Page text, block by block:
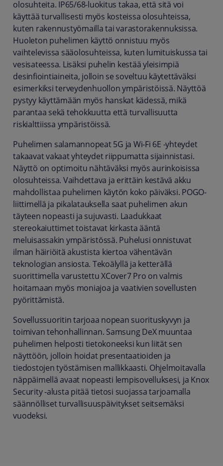
olosuhteita. IP65/68-luokitus takaa, että sitä voi
käyttää turvallisesti myös kosteissa olosuhteissa,
kuten rakennustyömailla tai varastorakennuksissa.
Huoleton puhelimen käyttö onnistuu myös
vaihtelevissa sääolosuhteissa, kuten lumituiskussa tai
vesisateessa. Lisäksi puhelin kestää yleisimpiä
desinfiointiaineita, jolloin se soveltuu käytettäväksi
esimerkiksi terveydenhuollon ympäristöissä. Näyttöä
pystyy käyttämään myös hanskat kädessä, mikä
parantaa sekä tehokkuutta että turvallisuutta
riskialttiissa ympäristöissä.
Puhelimen salamannopeat 5G ja Wi-Fi 6E -yhteydet
takaavat vakaat yhteydet riippumatta sijainnistasi.
Näyttö on optimoitu nähtäväksi myös aurinkoisissa
olosuhteissa. Vaihdettava ja erittäin kestävä akku
mahdollistaa puhelimen käytön koko päiväksi. POGO-
liittimellä ja pikalatauksella saat puhelimen akun
täyteen nopeasti ja sujuvasti. Laadukkaat
stereokaiuttimet toistavat kirkasta ääntä
meluisassakin ympäristössä. Puhelusi onnistuvat
ilman häiriöitä akustista kiertoa vähentävän
teknologian ansiosta. Tekoälyllä ja ketterällä
suorittimella varustettu XCover7 Pro on valmis
hoitamaan myös moniajoa ja vaativien sovellusten
pyörittämistä.
Sovellussuoritin tarjoaa nopean suorituskyvyn ja
toimivan tehonhallinnan. Samsung DeX muuntaa
puhelimen helposti tietokoneeksi kun liität sen
näyttöön, jolloin hoidat presentaatioiden ja
tiedostojen työstämisen mallikkaasti. Ohjelmoitavalla
näppäimellä avaat nopeasti lempisovelluksesi, ja Knox
Security -alusta pitää tietosi suojassa tarjoamalla
säännölliset turvallisuuspäivitykset seitsemäksi
vuodeksi.